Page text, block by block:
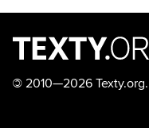
© 2010—2026